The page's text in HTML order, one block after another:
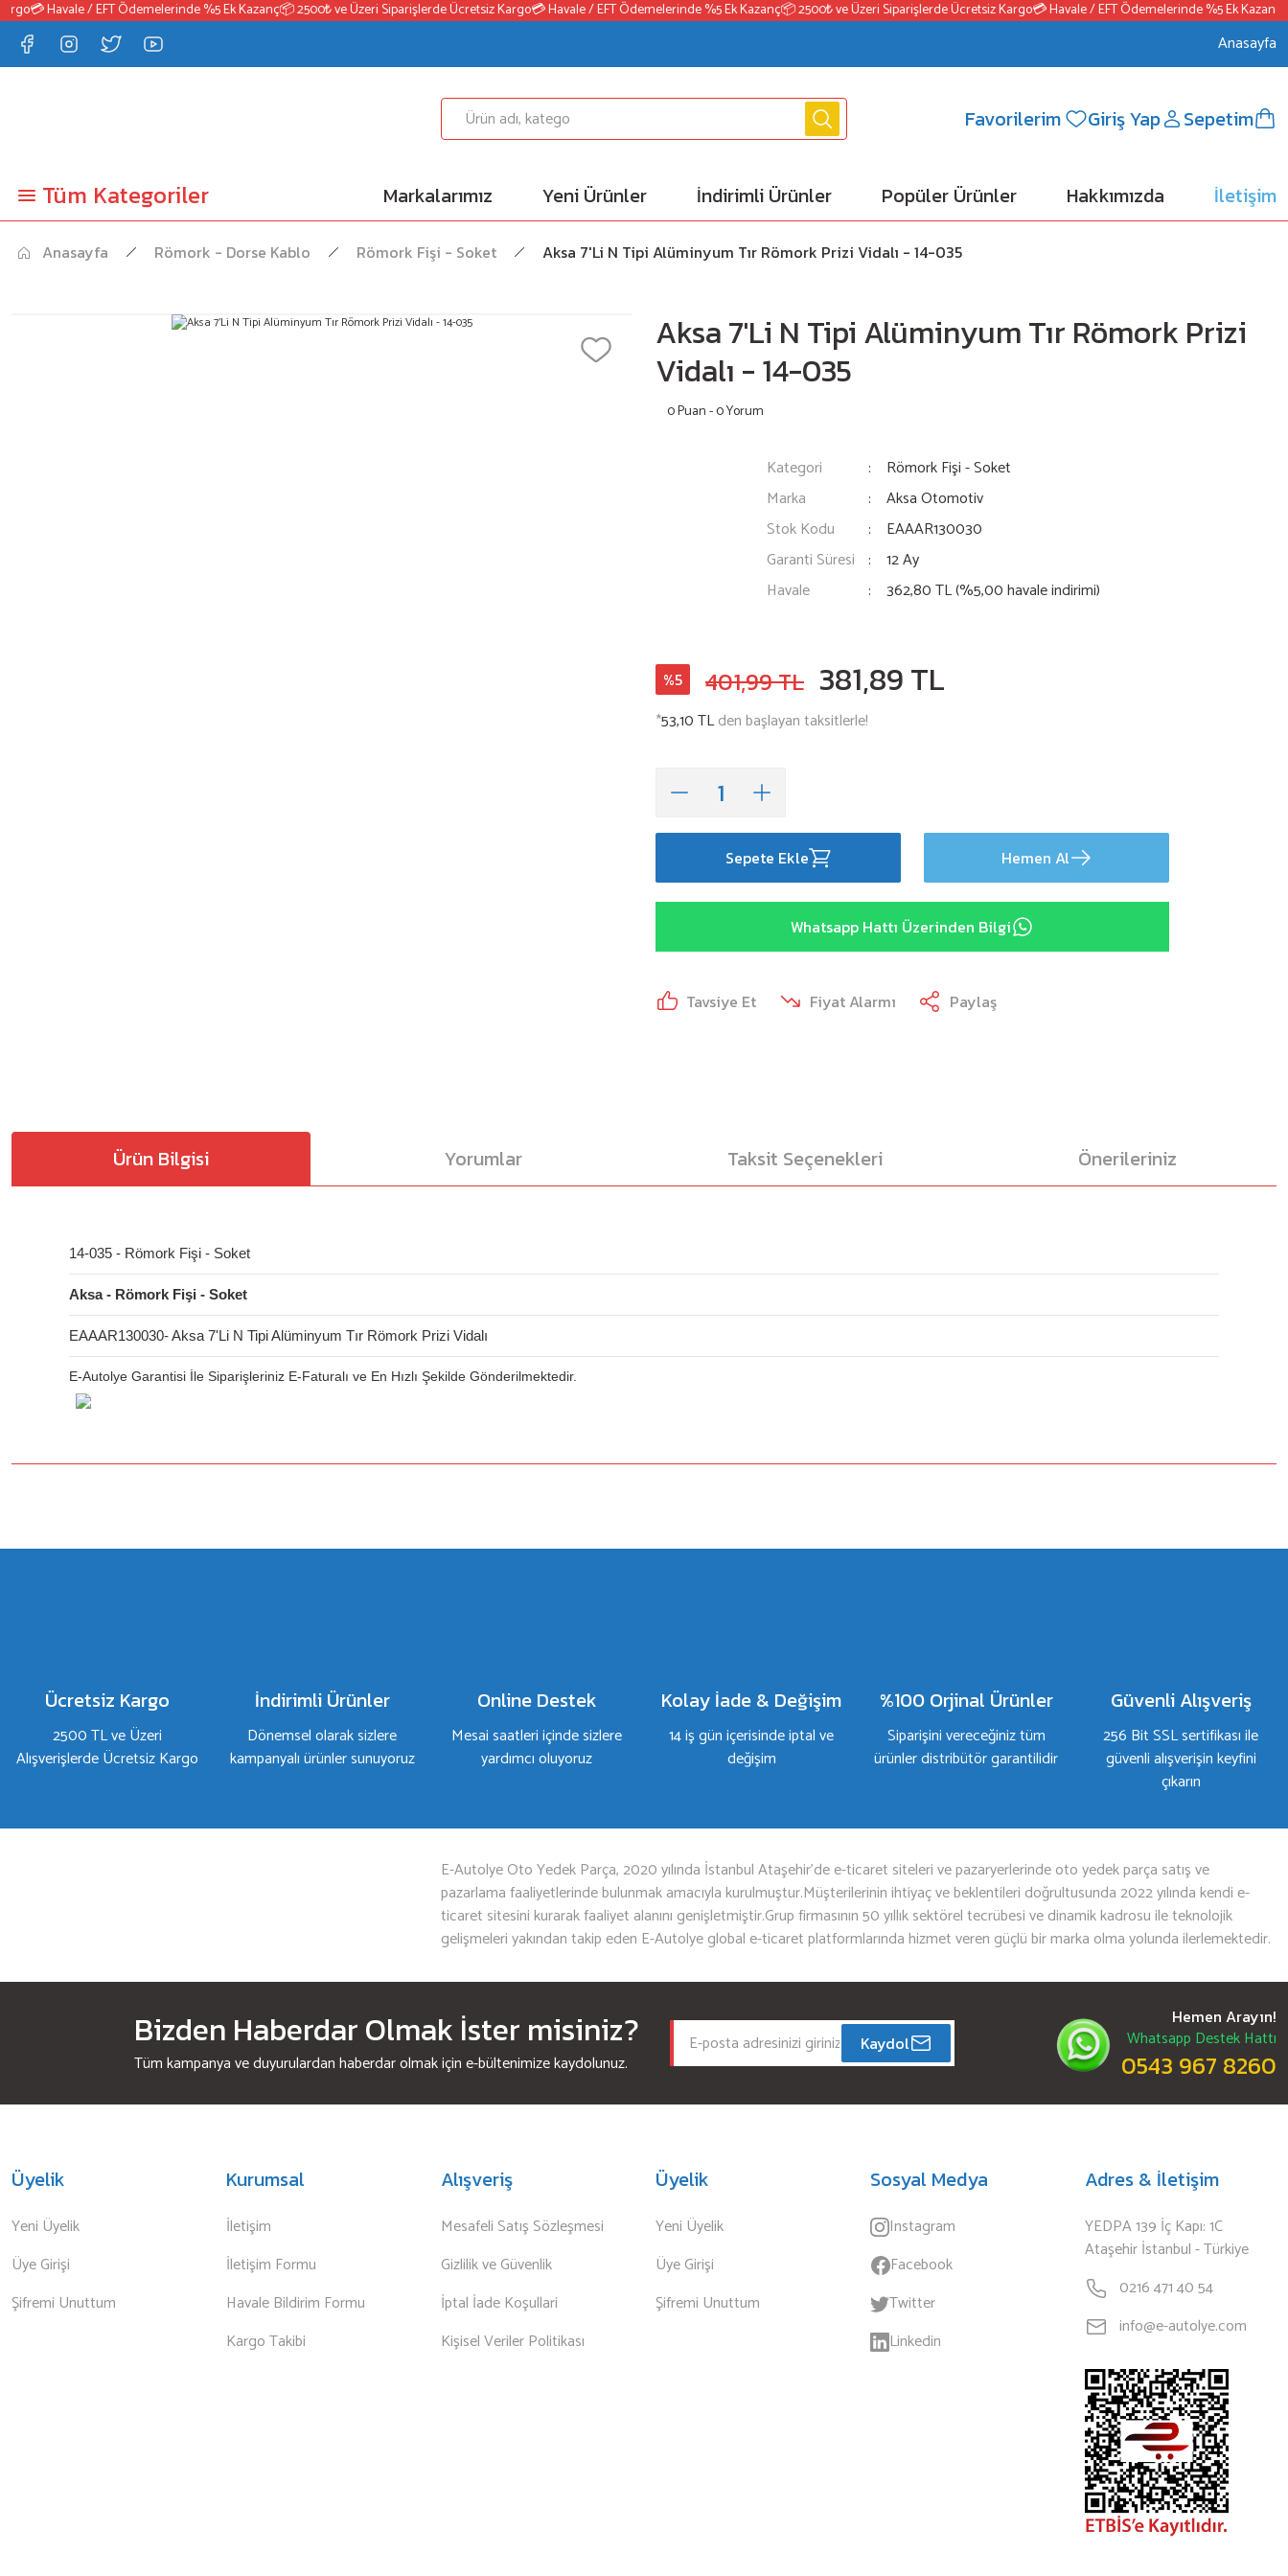
💳 Havale / EFT Ödemelerinde %5 Ek Kazanç📦 2500₺ ve Üzeri Siparişlerde Ücretsiz Kargo💳 Havale / EFT Ödemelerinde %5 Ek Kazanç📦 2500₺ ve Üzeri Siparişlerde Ücretsiz Kargo💳 Havale / EFT Ödemelerinde %5 Ek Kazanç
Anasayfa
Favorilerim Giriş Yap Sepetim
Tüm Kategoriler Markalarımız Yeni Ürünler İndirimli Ürünler Popüler Ürünler Hakkımızda İletişim
Anasayfa Römork - Dorse Kablo Römork Fişi - Soket Aksa 7'Li N Tipi Alüminyum Tır Römork Prizi Vidalı - 14-035
Aksa 7'Li N Tipi Alüminyum Tır Römork Prizi
Vidalı - 14-035
0 Puan - 0 Yorum
Kategori
Römork Fişi - Soket
Marka
Aksa Otomotiv
Stok Kodu
EAAAR130030
Garanti Süresi
12 Ay
Havale
362,80 TL (%5,00 havale indirimi)
%5 401,99 TL 381,89 TL
*53,10 TLden başlayan taksitlerle!
Sepete Ekle Hemen Al
Whatsapp Hattı Üzerinden Bilgi
Tavsiye Et Fiyat Alarmı Paylaş
Ürün Bilgisi Yorumlar Taksit Seçenekleri Önerileriniz
14-035 - Römork Fişi - Soket
Aksa - Römork Fişi - Soket
EAAAR130030- Aksa 7'Li N Tipi Alüminyum Tır Römork Prizi Vidalı
E-Autolye Garantisi İle Siparişleriniz E-Faturalı ve En Hızlı Şekilde Gönderilmektedir.
Bu ürüne ilk yorumu siz yapın!
Bu ürüne benzer farklı alternatifler olmalı.
Ücretsiz Kargo
2500 TL ve Üzeri
Alışverişlerde Ücretsiz Kargo
İndirimli Ürünler
Dönemsel olarak sizlere
kampanyalı ürünler sunuyoruz
Online Destek
Mesai saatleri içinde sizlere
yardımcı oluyoruz
Kolay İade & Değişim
14 iş gün içerisinde iptal ve
değişim
%100 Orjinal Ürünler
Siparişini vereceğiniz tüm
ürünler distribütör garantilidir
Güvenli Alışveriş
256 Bit SSL sertifikası ile
güvenli alışverişin keyfini
çıkarın
E-Autolye Oto Yedek Parça, 2020 yılında İstanbul Ataşehir’de e-ticaret siteleri ve pazaryerlerinde oto yedek parça satış ve
pazarlama faaliyetlerinde bulunmak amacıyla kurulmuştur.Müşterilerinin ihtiyaç ve beklentileri doğrultusunda 2022 yılında kendi e-
ticaret sitesini kurarak faaliyet alanını genişletmiştir.Grup firmasının 50 yıllık sektörel tecrübesi ve dinamik kadrosu ile teknolojik
gelişmeleri yakından takip eden E-Autolye global e-ticaret platformlarında hizmet veren güçlü bir marka olma yolunda ilerlemektedir.
Bizden Haberdar Olmak İster misiniz?
Tüm kampanya ve duyurulardan haberdar olmak için e-bültenimize kaydolunuz.
Kaydol
Hemen Arayın!
Whatsapp Destek Hattı
0543 967 8260
Üyelik
Yeni Üyelik
Üye Girişi
Şifremi Unuttum
Kurumsal
İletişim
İletişim Formu
Havale Bildirim Formu
Kargo Takibi
Alışveriş
Mesafeli Satış Sözleşmesi
Gizlilik ve Güvenlik
İptal İade Koşullari
Kişisel Veriler Politikası
Üyelik
Yeni Üyelik
Üye Girişi
Şifremi Unuttum
Sosyal Medya
Instagram
Facebook
Twitter
Linkedin
Adres & İletişim
YEDPA 139 İç Kapı: 1C
Ataşehir İstanbul - Türkiye
0216 471 40 54
info@e-autolye.com